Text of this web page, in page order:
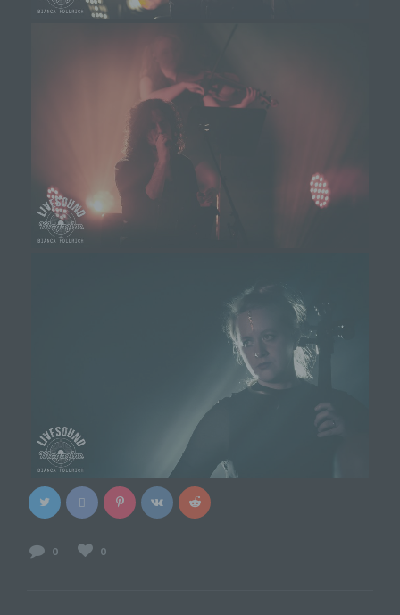
0 0
informationstechnologischen Systeme und der
notwendigen Informationen bereitzustellen. Diese
anonym erhobenen Daten und Informationen
ferner mit dem Ziel ausgewertet, den Datenschutz
und die Datensicherheit in unserem Unternehmen
zu erhöhen, um letztlich ein optimales
Schutzniveau für die von uns verarbeiteten
personenbezogenen Daten sicherzustellen. Die
anonymen Daten der Server-Logfiles werden
getrennt von allen durch eine betroffene Person
Registrierung auf unserer Internetseite
Die betroffene Person hat die Möglichkeit, sich auf der
Internetseite des für die Verarbeitung Verantwortlichen
unter Angabe von personenbezogenen Daten zu
registrieren. Welche personenbezogenen Daten dabei
an den für die Verarbeitung Verantwortlichen übermittelt
werden, ergibt sich aus der jeweiligen Eingabemaske,
die für die Registrierung verwendet wird. Die von der
betroffenen Person eingegebenen personenbezogenen
Daten werden ausschließlich für die interne
Verwendung bei dem für die Verarbeitung
Verantwortlichen und für eigene Zwecke erhoben und
gespeichert. Der für die Verarbeitung Verantwortliche
Auftragsverarbeiter, beispielsweise einen
Paketdienstleister, veranlassen, der die